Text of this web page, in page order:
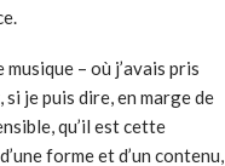
– où j’avais pris
si je puis dire, en marge de
qu’il est cette
forme et d’un contenu,